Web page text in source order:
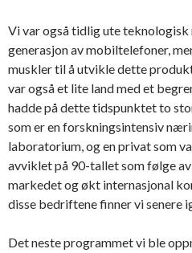
Vi var også tidlig ute
generasjon av mobiltelefoner,
muskler til å utvikle dette
var også et lite land med et
hadde på dette tidspunktet to
som er en forskningsintensiv
laboratorium, og en privat som
avviklet på 90-tallet som følge
markedet og økt internasjonal
disse bedriftene finner vi senere
Det neste programmet vi ble